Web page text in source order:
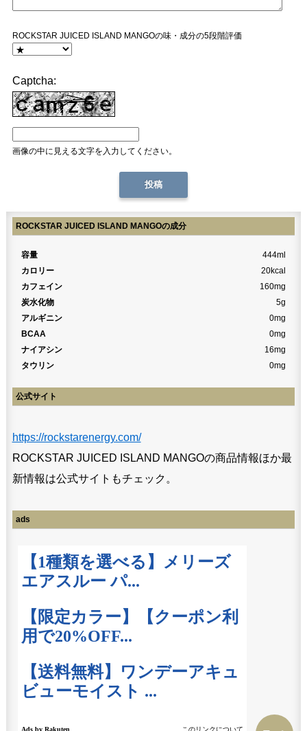
ROCKSTAR JUICED ISLAND MANGOの味・成分の5段階評価
Captcha:
画像の中に見える文字を入力してください。
ROCKSTAR JUICED ISLAND MANGOの成分
容量
444ml
カロリー
20kcal
カフェイン
160mg
炭水化物
5g
アルギニン
0mg
BCAA
0mg
ナイアシン
16mg
タウリン
0mg
公式サイト
https://rockstarenergy.com/
ROCKSTAR JUICED ISLAND MANGOの商品情報ほか最
新情報は公式サイトもチェック。
ads